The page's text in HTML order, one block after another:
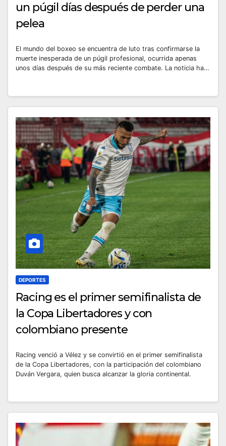
un púgil días después de perder una
pelea
El mundo del boxeo se encuentra de luto tras confirmarse la
muerte inesperada de un púgil profesional, ocurrida apenas
unos días después de su más reciente combate. La noticia ha…
DEPORTES
Racing es el primer semifinalista de
la Copa Libertadores y con
colombiano presente
Racing venció a Vélez y se convirtió en el primer semifinalista
de la Copa Libertadores, con la participación del colombiano
Duván Vergara, quien busca alcanzar la gloria continental.